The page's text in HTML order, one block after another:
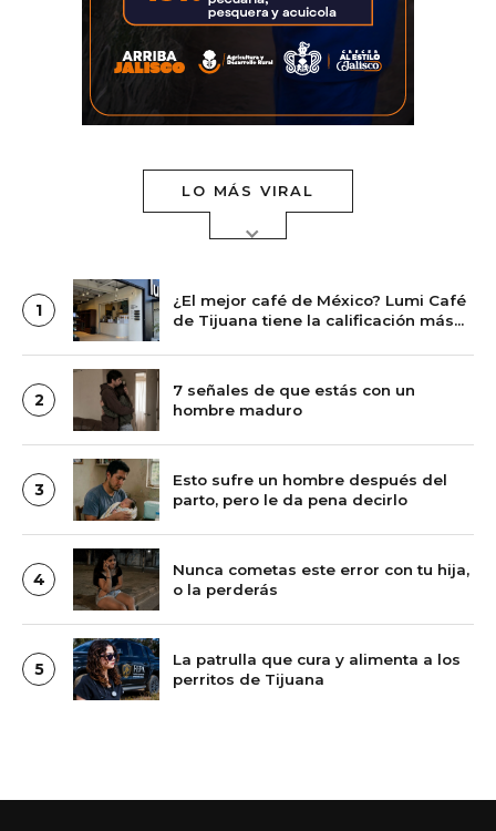
LO MÁS VIRAL
1
¿El mejor café de México? Lumi Café
de Tijuana tiene la calificación más
más reseñadas del país
2
7 señales de que estás con un
hombre maduro
3
Esto sufre un hombre después del
parto, pero le da pena decirlo
4
Nunca cometas este error con tu hija,
o la perderás
5
La patrulla que cura y alimenta a los
perritos de Tijuana